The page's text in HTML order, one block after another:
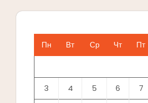
Пн Вт Ср Чт Пт
3 4 5 6 7